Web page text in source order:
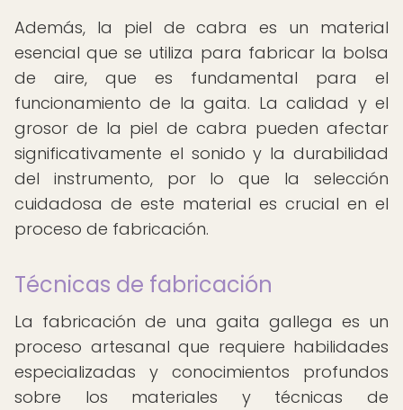
Además, la piel de cabra es un material
esencial que se utiliza para fabricar la bolsa
de aire, que es fundamental para el
funcionamiento de la gaita. La calidad y el
grosor de la piel de cabra pueden afectar
significativamente el sonido y la durabilidad
del instrumento, por lo que la selección
cuidadosa de este material es crucial en el
proceso de fabricación.
Técnicas de fabricación
La fabricación de una gaita gallega es un
proceso artesanal que requiere habilidades
especializadas y conocimientos profundos
sobre los materiales y técnicas de